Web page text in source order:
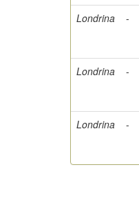
Londrina -
Londrina
-
Londrina
-